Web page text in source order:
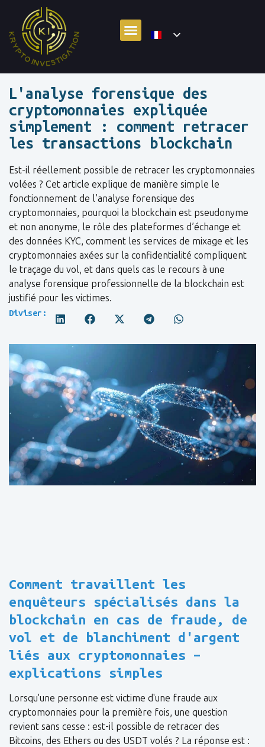
L'analyse forensique des
cryptomonnaies expliquée
simplement : comment retracer
les transactions blockchain
Est-il réellement possible de retracer les cryptomonnaies
volées ? Cet article explique de manière simple le
fonctionnement de l’analyse forensique des
cryptomonnaies, pourquoi la blockchain est pseudonyme
et non anonyme, le rôle des plateformes d’échange et
des données KYC, comment les services de mixage et les
cryptomonnaies axées sur la confidentialité compliquent
le traçage du vol, et dans quels cas le recours à une
analyse forensique professionnelle de la blockchain est
justifié pour les victimes.
Diviser:
Comment travaillent les
enquêteurs spécialisés dans la
blockchain en cas de fraude, de
vol et de blanchiment d'argent
liés aux cryptomonnaies –
explications simples
Lorsqu'une personne est victime d'une fraude aux
cryptomonnaies pour la première fois, une question
revient sans cesse : est-il possible de retracer des
Bitcoins, des Ethers ou des USDT volés ? La réponse est :